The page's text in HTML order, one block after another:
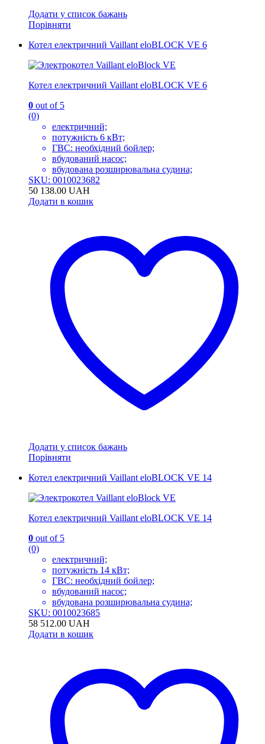
Додати у список бажань
Порівняти
Котел електричний Vaillant eloBLOCK VE 6
Котел електричний Vaillant eloBLOCK VE 6
0 out of 5
(0)
електричний;
потужність 6 кВт;
ГВС: необхідний бойлер;
вбудований насос;
вбудована розширювальна судина;
SKU: 0010023682
50 138.00 UAH
Додати в кошик
Додати у список бажань
Порівняти
Котел електричний Vaillant eloBLOCK VE 14
Котел електричний Vaillant eloBLOCK VE 14
0 out of 5
(0)
електричний;
потужність 14 кВт;
ГВС: необхідний бойлер;
вбудований насос;
вбудована розширювальна судина;
SKU: 0010023685
58 512.00 UAH
Додати в кошик